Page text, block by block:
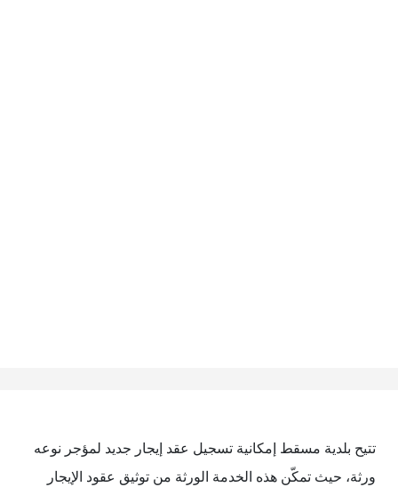
تتيح بلدية مسقط إمكانية تسجيل عقد إيجار جديد لمؤجر نوعه
ورثة، حيث تمكّن هذه الخدمة الورثة من توثيق عقود الإيجار